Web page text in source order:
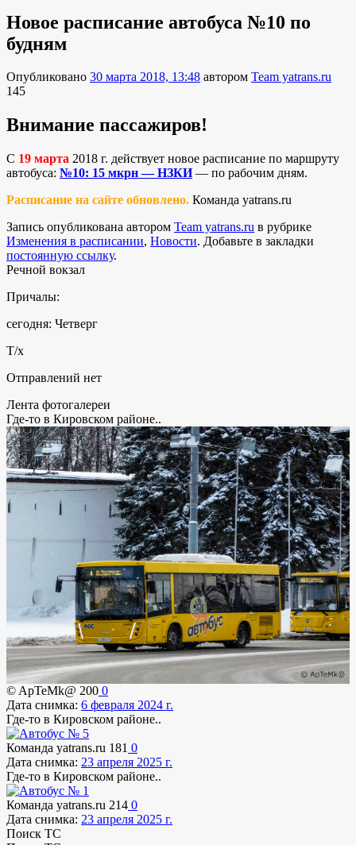
Новое расписание автобуса №10 по
будням
Опубликовано 30 марта 2018, 13:48 автором Team yatrans.ru
145
Внимание пассажиров!
С 19 марта 2018 г. действует новое расписание по маршруту
автобуса: №10: 15 мкрн — НЗКИ— по рабочим дням.
Расписание на сайте обновлено. Команда yatrans.ru
Запись опубликована автором Team yatrans.ru в рубрике
Изменения в расписании, Новости. Добавьте в закладки
постоянную ссылку.
Речной вокзал
Причалы:
сегодня: Четверг
Т/х
Отправлений нет
Лента фотогалереи
Где-то в Кировском районе..
© ApTeMk@ 200 0
Дата снимка: 6 февраля 2024 г.
Где-то в Кировском районе..
Команда yatrans.ru 181 0
Дата снимка: 23 апреля 2025 г.
Где-то в Кировском районе..
Команда yatrans.ru 214 0
Дата снимка: 23 апреля 2025 г.
Поиск ТС